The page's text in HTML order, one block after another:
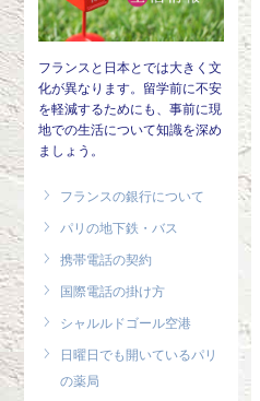
フランスと日本とでは大きく文
化が異なります。留学前に不安
を軽減するためにも、事前に現
地での生活について知識を深め
ましょう。
フランスの銀行について
パリの地下鉄・バス
携帯電話の契約
国際電話の掛け方
シャルルドゴール空港
日曜日でも開いているパリ
の薬局